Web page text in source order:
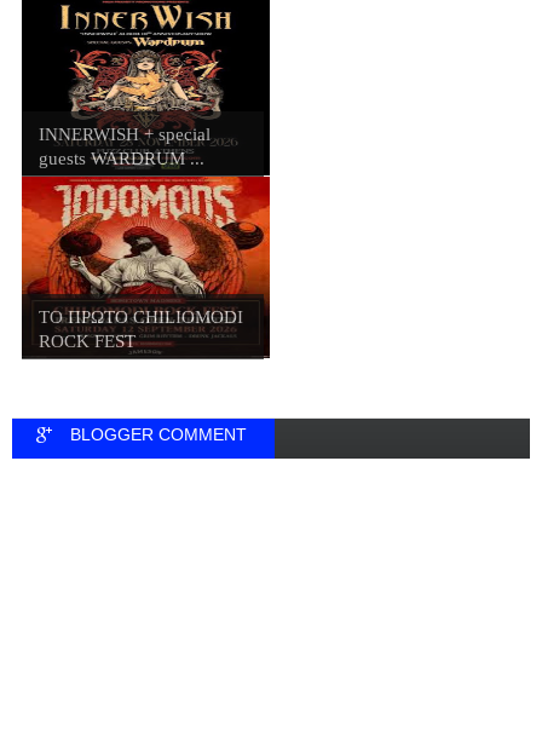
INNERWISH + special
guests WARDRUM ...
ΤΟ ΠΡΩΤΟ CHILIOMODI
ROCK FEST
BLOGGER COMMENT